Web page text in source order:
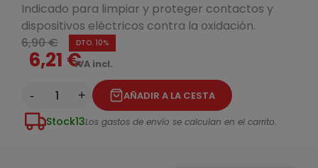
Indicado para limpiar y proteger contactos y
dispositivos eléctricos contra la oxidación.
6,90 €
DTO. 10%
6,21 €IVA incl.
- + AÑADIR A LA CESTA
Stock13Los gastos de envío se calculan en el carrito.